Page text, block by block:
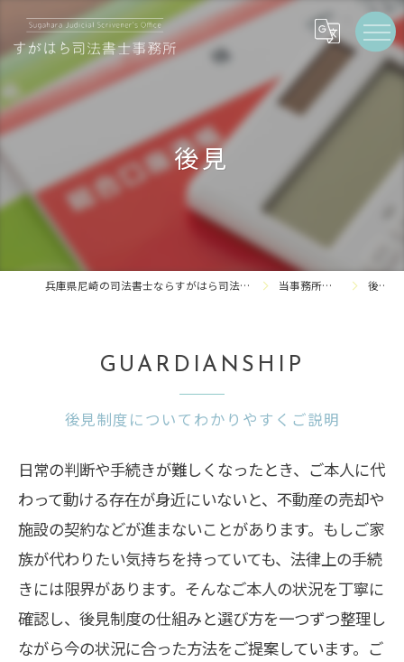
後見
兵庫県尼崎の司法書士ならすがはら司法書士事務所 当事務所の特徴 後見
後見制度についてわかりやすくご説明
GUARDIANSHIP
日常の判断や手続きが難しくなったとき、ご本人に代
わって動ける存在が身近にいないと、不動産の売却や
施設の契約などが進まないことがあります。もしご家
族が代わりたい気持ちを持っていても、法律上の手続
きには限界があります。そんなご本人の状況を丁寧に
確認し、後見制度の仕組みと選び方を一つずつ整理し
ながら今の状況に合った方法をご提案しています。ご